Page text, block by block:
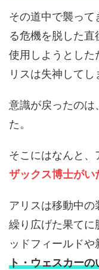
その道中で襲って
る危機を脱した
使用しようとした
リスは失神してし
意識が戻ったのは、
た。
そこにはなんと
ザックス博士がい
アリスは移動中の
繰り広げた果てに
ッドフィールドや
ト・ウェスカーの